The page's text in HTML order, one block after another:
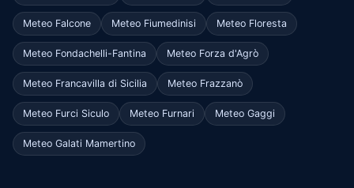
Meteo Falcone Meteo Fiumedinisi Meteo Floresta
Meteo Fondachelli-Fantina Meteo Forza d'Agrò
Meteo Francavilla di Sicilia Meteo Frazzanò
Meteo Furci Siculo Meteo Furnari Meteo Gaggi
Meteo Galati Mamertino